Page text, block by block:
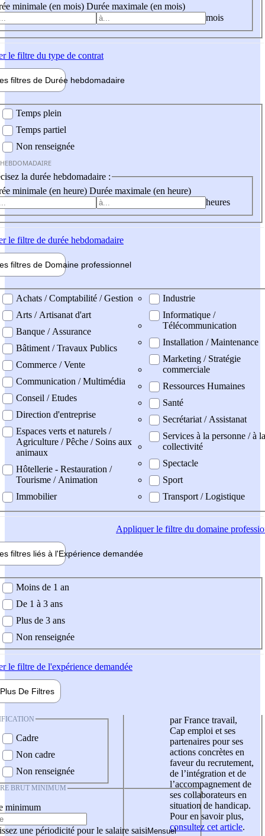
minimale (en mois) Durée maximale (en mois)
mois
le filtre du type de contrat
filtres de Durée hebdomadaire
Temps plein
Temps partiel
Non renseignée
la durée hebdomadaire :
minimale (en heure) Durée maximale (en heure)
heures
le filtre de durée hebdomadaire
filtres de Domaine professionnel
professionel
Achats / Comptabilité / Gestion
Arts / Artisanat d'art
Banque / Assurance
Bâtiment / Travaux Publics
Commerce / Vente
Communication / Multimédia
Conseil / Etudes
Direction d'entreprise
Espaces verts et naturels /
Agriculture / Pêche / Soins aux
animaux
Hôtellerie - Restauration /
Tourisme / Animation
Immobilier
Industrie
Informatique /
Télécommunication
Installation / Maintenance
Marketing / Stratégie
commerciale
Ressources Humaines
Santé
Secrétariat / Assistanat
Services à la personne / à la
collectivité
Spectacle
Sport
Transport / Logistique
Appliquerle filtre du domaine
filtres liés à l'Expérience demandée
demandée
Moins de 1 an
De 1 à 3 ans
Plus de 3 ans
Non renseignée
le filtre de l'expérience demandée
Plus De Filtres
Cadre
Non cadre
Non renseignée
BRUT MINIMUM
minimum
une périodicité pour le salaire saisi
par France travail,
Cap emploi et ses
partenaires pour ses
actions concrètes en
faveur du recrutement,
de l’intégration et de
l’accompagnement de
ses collaborateurs en
situation de handicap.
Pour en savoir plus,
consultez cet article.